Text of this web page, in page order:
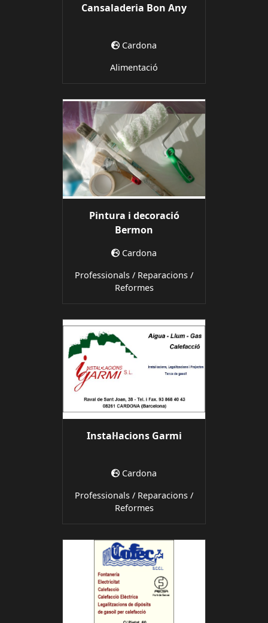
Cansaladeria Bon Any
Cardona
Alimentació
Pintura i decoració
Bermon
Cardona
Professionals / Reparacions /
Reformes
Instal·lacions Garmi
Cardona
Professionals / Reparacions /
Reformes